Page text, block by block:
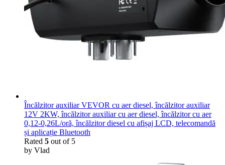
Încălzitor auxiliar VEVOR cu aer diesel, încălzitor auxiliar
12V 2KW, încălzitor auxiliar cu aer diesel, încălzitor cu aer
0,12-0,26L/oră, încălzitor diesel cu afișaj LCD, telecomandă
și aplicație Bluetooth
Rated 5 out of 5
by Vlad